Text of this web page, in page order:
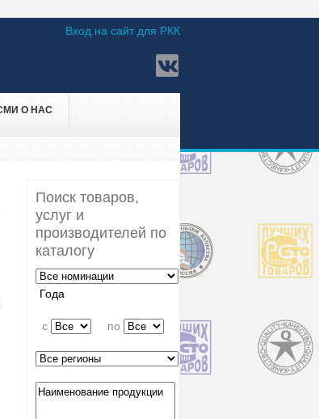
Вход на сайт для РКК
О НАС
Поиск товаров,
услуг и
производителей по
каталогу
Года
c по